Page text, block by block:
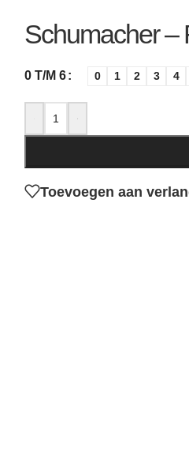
Schumacher –
0 T/M 6 0 1 2 3 4
Toevoegen aan